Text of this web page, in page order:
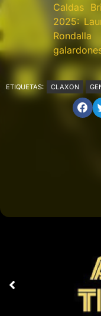
Caldas
2025:
ETIQUETAS: CLAXON